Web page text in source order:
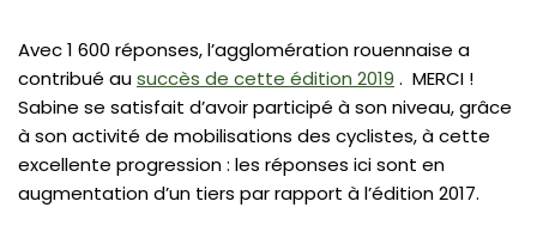
Avec 1 600 réponses, l’agglomération rouennaise a
contribué ausuccès de cette édition 2019 . MERCI !
Sabine se satisfait d’avoir participé à son niveau, grâce
à son activité de mobilisations des cyclistes, à cette
excellente progression : les réponses ici sont en
augmentation d’un tiers par rapport à l’édition 2017.